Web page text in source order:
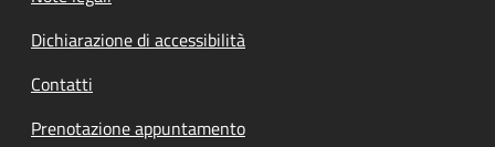
Dichiarazione di accessibilità
Contatti
Prenotazione appuntamento